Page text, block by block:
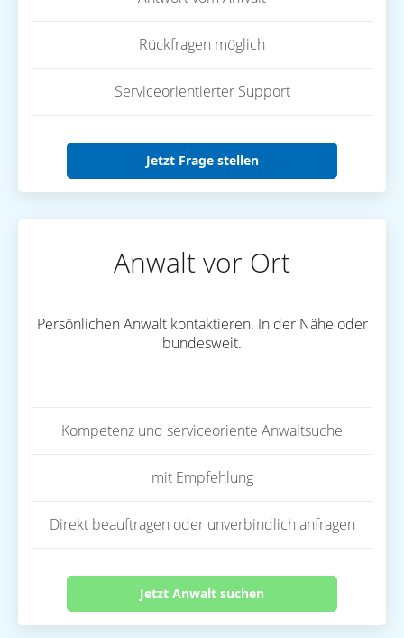
Rückfragen möglich
Serviceorientierter Support
Jetzt Frage stellen
Anwalt vor Ort
Persönlichen Anwalt kontaktieren. In der Nähe oder
bundesweit.
Kompetenz und serviceoriente Anwaltsuche
mit Empfehlung
Direkt beauftragen oder unverbindlich anfragen
Jetzt Anwalt suchen